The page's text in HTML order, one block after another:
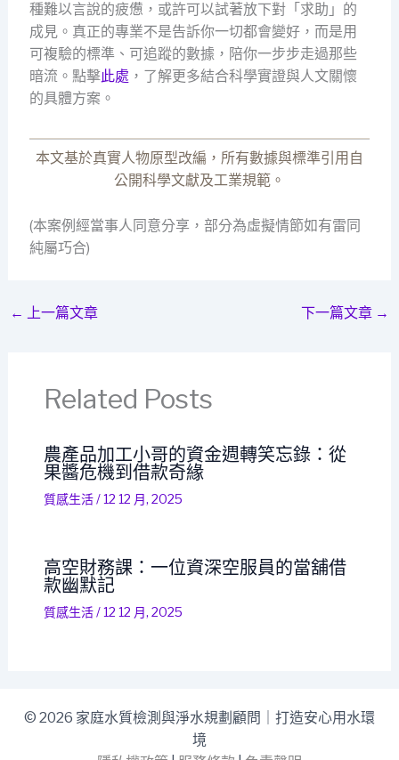
種難以言說的疲憊，或許可以試著放下對「求助」的
成見。真正的專業不是告訴你一切都會變好，而是用
可複驗的標準、可追蹤的數據，陪你一步步走過那些
暗流。點擊此處 ，了解更多結合科學實證與人文關懷
的具體方案。
本文基於真實人物原型改編，所有數據與標準引用自
公開科學文獻及工業規範。
(本案例經當事人同意分享，部分為虛擬情節如有雷同
純屬巧合)
← 上一篇文章 下一篇文章 →
Related Posts
農產品加工小哥的資金週轉笑忘錄：從
果醬危機到借款奇緣
質感生活/12 12 月, 2025
高空財務課：一位資深空服員的當舖借
款幽默記
質感生活/12 12 月, 2025
© 2026 家庭水質檢測與淨水規劃顧問｜打造安心用水環
境